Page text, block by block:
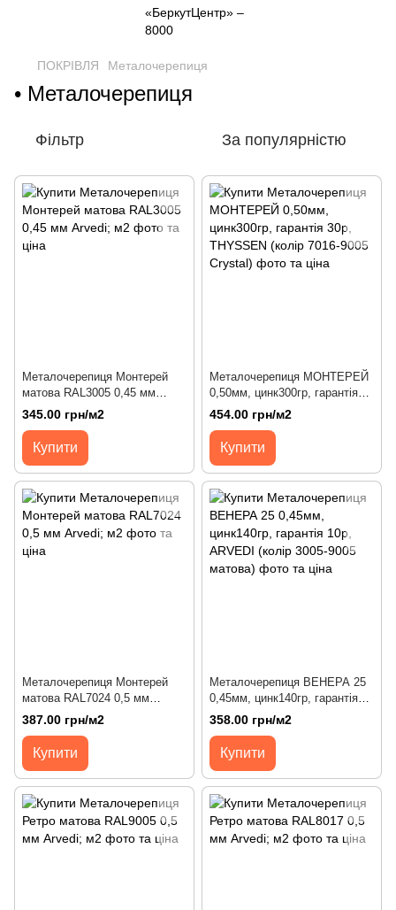
ПОКРІВЛЯ Металочерепиця
• Металочерепиця
Фільтр За популярністю
Металочерепиця Монтерей
матова RAL3005 0,45 мм
Arvedi; м2
345.00 грн/м2
Купити
Металочерепиця МОНТЕРЕЙ
0,50мм, цинк300гр, гарантія
30р, THYSSEN (колір 7016-
9005 Crystal)
454.00 грн/м2
Купити
Металочерепиця Монтерей
матова RAL7024 0,5 мм
Arvedi; м2
387.00 грн/м2
Купити
Металочерепиця ВЕНЕРА 25
0,45мм, цинк140гр, гарантія
10р, ARVEDI (колір 3005-9005
358.00 грн/м2
Купити